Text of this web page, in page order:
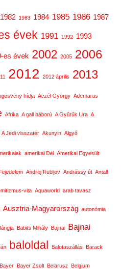
1982 1983 1984 1985 1986 1987
évek 1991 1992 1993
es évek 2002 2005 2006
2012 2012 április 2013
hídja Aczél György Ademarus
Afrika A gall háború A Gyűrűk Ura A
A Jedi visszatér Akunyin Algyő
amerikai Dél Amerikai Egyesült
Andrej Rubljov Andrássy út Antall
vita Aquaworld arab tavasz
Ausztria-Magyarország autonómia
Babits Mihály Bajnai Bajnai
baloldal Balotaszállás Barack
Bayer Bayer Zsolt Belarusz Belgium